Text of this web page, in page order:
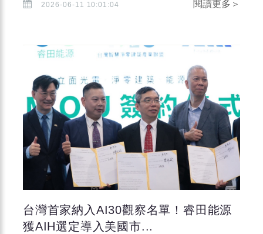
2026-06-11 10:01:04 閱讀更多＞
台灣首家納入AI30觀察名單！睿田能源
獲AIH選定導入美國市...